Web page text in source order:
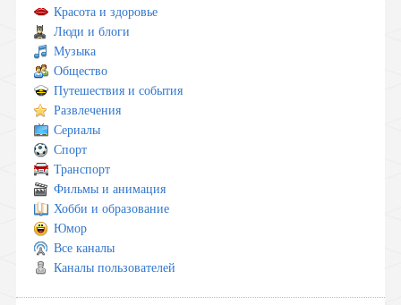
Красота и здоровье
Люди и блоги
Музыка
Общество
Путешествия и события
Развлечения
Сериалы
Спорт
Транспорт
Фильмы и анимация
Хобби и образование
Юмор
Все каналы
Каналы пользователей